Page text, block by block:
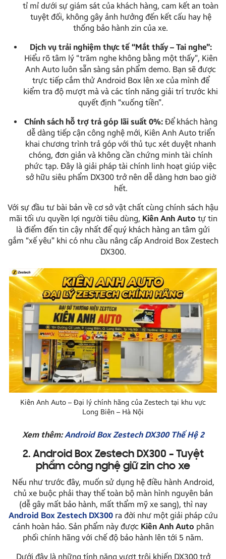
tỉ mỉ dưới sự giám sát của khách hàng, cam kết an toàn
tuyệt đối, không gây ảnh hưởng đến kết cấu hay hệ
thống bảo hành zin của xe.
Dịch vụ trải nghiệm thực tế “Mắt thấy – Tai nghe”:
Hiểu rõ tâm lý “trăm nghe không bằng một thấy”, Kiên
Anh Auto luôn sẵn sàng sản phẩm demo. Bạn sẽ được
trực tiếp cắm thử Android Box lên xe của mình để
kiểm tra độ mượt mà và các tính năng giải trí trước khi
quyết định “xuống tiền”.
Chính sách hỗ trợ trả góp lãi suất 0%:Để khách hàng
dễ dàng tiếp cận công nghệ mới, Kiên Anh Auto triển
khai chương trình trả góp với thủ tục xét duyệt nhanh
chóng, đơn giản và không cần chứng minh tài chính
phức tạp. Đây là giải pháp tài chính linh hoạt giúp việc
sở hữu siêu phẩm DX300 trở nên dễ dàng hơn bao giờ
hết.
Với sự đầu tư bài bản về cơ sở vật chất cùng chính sách hậu
mãi tối ưu quyền lợi người tiêu dùng, Kiên Anh Auto tự tin
là điểm đến tin cậy nhất để quý khách hàng an tâm gửi
gắm “xế yêu” khi có nhu cầu nâng cấp Android Box Zestech
DX300.
Kiên Anh Auto – Đại lý chính hãng của Zestech tại khu vực
Long Biên – Hà Nội
Xem thêm: Android Box Zestech DX300 Thế Hệ 2
2. Android Box Zestech DX300 – Tuyệt
phẩm công nghệ giữ zin cho xe
Nếu như trước đây, muốn sử dụng hệ điều hành Android,
chủ xe buộc phải thay thế toàn bộ màn hình nguyên bản
(dễ gây mất bảo hành, mất thẩm mỹ xe sang), thì nay
Android Box Zestech DX300ra đời như một giải pháp cứu
cánh hoàn hảo. Sản phẩm này được Kiên Anh Auto phân
phối chính hãng với chế độ bảo hành lên tới 5 năm.
Dưới đây là những tính năng vượt trội khiến DX300 trở